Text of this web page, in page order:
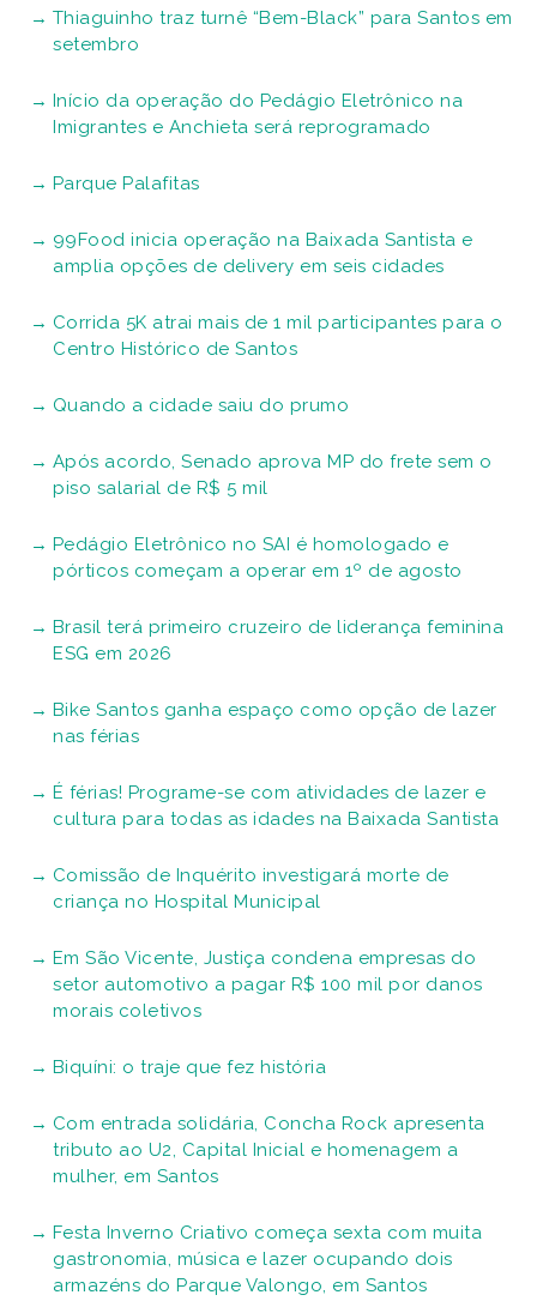
Thiaguinho traz turnê “Bem-Black” para Santos em
setembro
Início da operação do Pedágio Eletrônico na
Imigrantes e Anchieta será reprogramado
Parque Palafitas
99Food inicia operação na Baixada Santista e
amplia opções de delivery em seis cidades
Corrida 5K atrai mais de 1 mil participantes para o
Centro Histórico de Santos
Quando a cidade saiu do prumo
Após acordo, Senado aprova MP do frete sem o
piso salarial de R$ 5 mil
Pedágio Eletrônico no SAI é homologado e
pórticos começam a operar em 1º de agosto
Brasil terá primeiro cruzeiro de liderança feminina
ESG em 2026
Bike Santos ganha espaço como opção de lazer
nas férias
É férias! Programe-se com atividades de lazer e
cultura para todas as idades na Baixada Santista
Comissão de Inquérito investigará morte de
criança no Hospital Municipal
Em São Vicente, Justiça condena empresas do
setor automotivo a pagar R$ 100 mil por danos
morais coletivos
Biquíni: o traje que fez história
Com entrada solidária, Concha Rock apresenta
tributo ao U2, Capital Inicial e homenagem a
mulher, em Santos
Festa Inverno Criativo começa sexta com muita
gastronomia, música e lazer ocupando dois
armazéns do Parque Valongo, em Santos